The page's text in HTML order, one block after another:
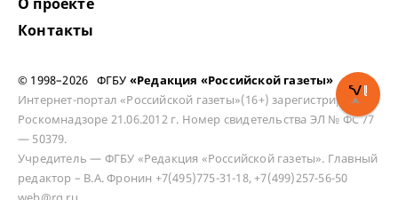
Контакты
© 1998–2026 ФГБУ «Редакция «Российской газеты»
Интернет-портал «Российской газеты»(16+) зарегистрирован в
Роскомнадзоре 21.06.2012 г. Номер свидетельства ЭЛ № ФС 77
— 50379.
Учредитель — ФГБУ «Редакция «Российской газеты». Главный
редактор – В.А. Фронин +7(495)775-31-18, +7(499)257-56-50